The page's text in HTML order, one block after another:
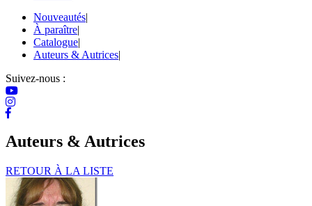
Nouveautés|
À paraître|
Catalogue|
Auteurs & Autrices|
Suivez-nous :
Auteurs & Autrices
RETOUR À LA LISTE